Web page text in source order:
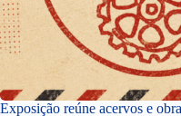
Exposição reúne acervos e